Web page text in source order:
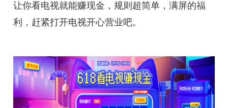
让你看电视就能赚现金，规则超简单，满屏的福
利，赶紧打开电视开心营业吧。